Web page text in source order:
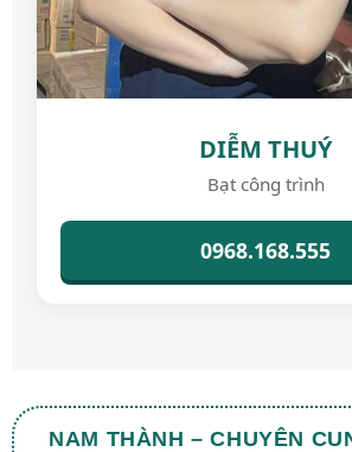
DIỄM THUÝ
Bạt công trình
0968.168.555
NAM THÀNH – CHUYÊN